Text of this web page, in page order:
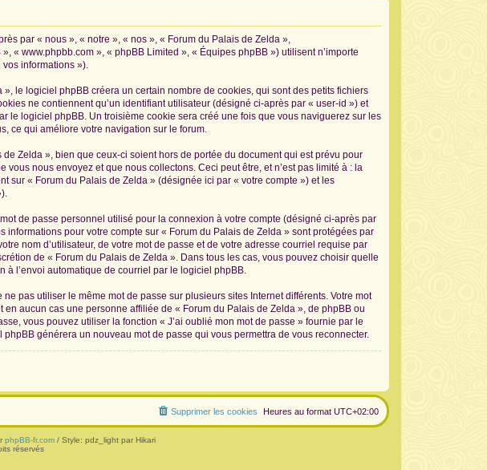
par « nous », « notre », « nos », « Forum du Palais de Zelda »,
« www.phpbb.com », « phpBB Limited », « Équipes phpBB ») utilisent n’importe
informations »).
le logiciel phpBB créera un certain nombre de cookies, qui sont des petits fichiers
ne contiennent qu’un identifiant utilisateur (désigné ci-après par « user-id ») et
logiciel phpBB. Un troisième cookie sera créé une fois que vous naviguerez sur les
ce qui améliore votre navigation sur le forum.
Zelda », bien que ceux-ci soient hors de portée du document qui est prévu pour
nous envoyez et que nous collectons. Ceci peut être, et n’est pas limité à : la
sur « Forum du Palais de Zelda » (désignée ici par « votre compte ») et les
de passe personnel utilisé pour la connexion à votre compte (désigné ci-après par
pour votre compte sur « Forum du Palais de Zelda » sont protégées par
nom d’utilisateur, de votre mot de passe et de votre adresse courriel requise par
de « Forum du Palais de Zelda ». Dans tous les cas, vous pouvez choisir quelle
à l’envoi automatique de courriel par le logiciel phpBB.
pas utiliser le même mot de passe sur plusieurs sites Internet différents. Votre mot
aucun cas une personne affiliée de « Forum du Palais de Zelda », de phpBB ou
vous pouvez utiliser la fonction « J’ai oublié mon mot de passe » fournie par le
générera un nouveau mot de passe qui vous permettra de vous reconnecter.
Heures au format UTC+02:00
Supprimer les cookies
phpBB-fr.com/ Style: pdz_light par Hikari
réservés